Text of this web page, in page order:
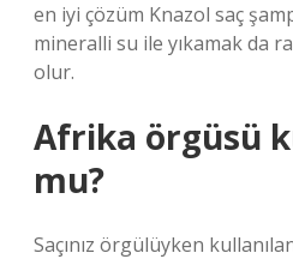
en iyi çözüm Knazol saç
mineralli su ile yıkamak da
olur.
Afrika örgüsü
mu?
Saçınız örgülüyken